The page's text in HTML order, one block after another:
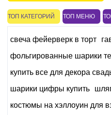
ТОП КАТЕГОРИЙ ТОП МЕНЮ
свеча фейерверк в торт
фольгированные шарики
купить все для декора
шарики цифры купить
костюмы на хэллоуин для